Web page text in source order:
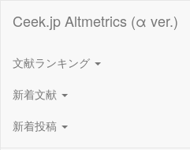
Ceek.jp Altmetrics (α ver.)
文献ランキング
新着文献
新着投稿